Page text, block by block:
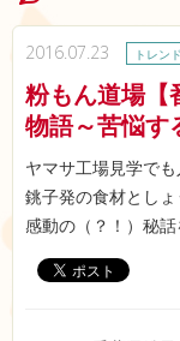
2016.07.23 トレンド
粉もん道場【
物語～苦悩す
ヤマサ工場見学で
銚子発の食材とし
感動の（？！）秘話